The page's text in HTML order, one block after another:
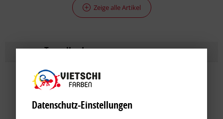
Zeige alle Artikel
TopsellerLasuren im Farbton LAGO 110
Datenschutz-Einstellungen